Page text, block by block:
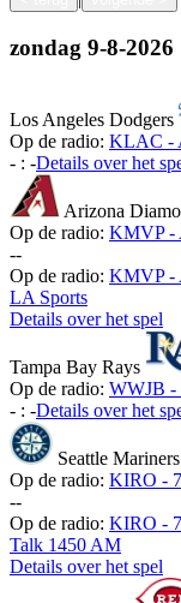
zondag 9-8-2026
Los Angeles Dodgers
Op de radio: KLAC -
- : -Details over het
Arizona
Op de radio: KMVP -
--
Op de radio: KMVP -
LA Sports
Details over het spel
Tampa Bay Rays
Op de radio: WWJB -
- : -Details over het
Seattle Mariners
Op de radio: KIRO -
--
Op de radio: KIRO -
Talk 1450 AM
Details over het spel